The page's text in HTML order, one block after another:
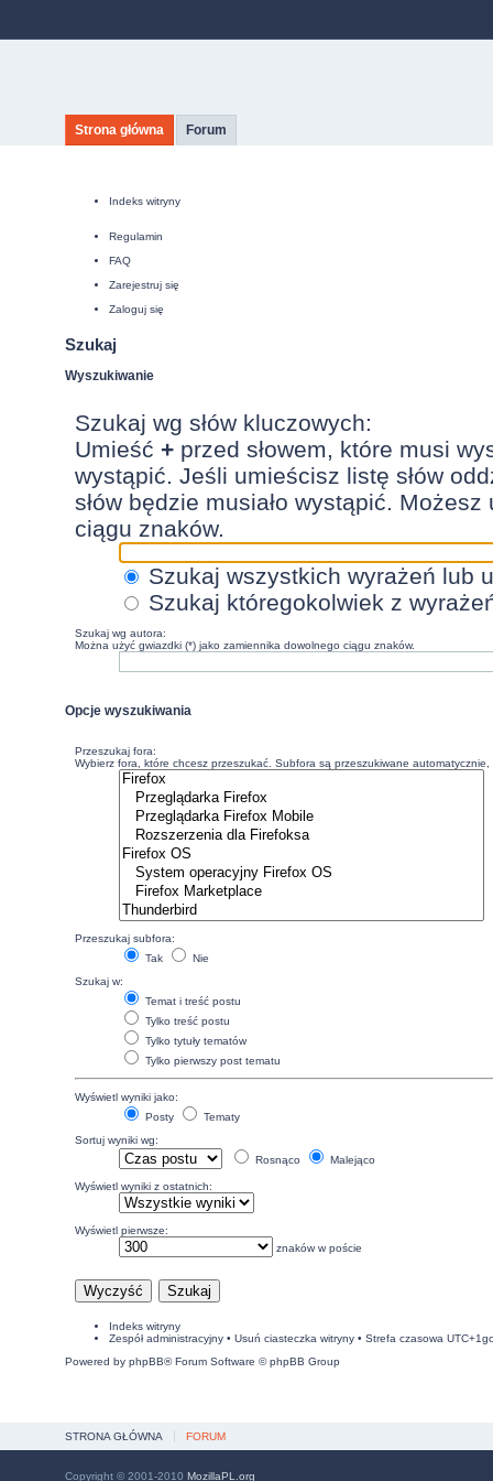
Strona główna Forum
Indeks witryny
Regulamin
FAQ
Zarejestruj się
Zaloguj się
Szukaj
Wyszukiwanie
Szukaj wg słów kluczowych:
Umieść+ przed słowem, które musi
wystąpić. Jeśli umieścisz listę słów
słów będzie musiało wystąpić.
ciągu znaków.
Szukaj wszystkich wyrażeń lub
Szukaj któregokolwiek z
Szukaj wg autora:
Można użyć gwiazdki (*) jako zamiennika dowolnego ciągu znaków.
Opcje wyszukiwania
Przeszukaj fora:
Wybierz fora, które chcesz przeszukać. Subfora są przeszukiwane
Przeszukaj subfora:
Tak
Nie
Szukaj w:
Temat i treść postu
Tylko treść postu
Tylko tytuły tematów
Tylko pierwszy post tematu
Wyświetl wyniki jako:
Posty
Tematy
Sortuj wyniki wg:
Rosnąco
Malejąco
Wyświetl wyniki z ostatnich:
Wyświetl pierwsze:
znaków w poście
Indeks witryny
Zespół administracyjny• Usuń ciasteczka witryny• Strefa czasowa
Powered by phpBB® Forum Software © phpBB Group
STRONA GŁÓWNA FORUM
Copyright © 2001-2010 MozillaPL.org